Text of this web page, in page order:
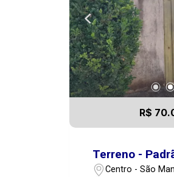
R$
Terreno -
Centro - São